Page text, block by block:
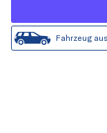
Fahrzeug